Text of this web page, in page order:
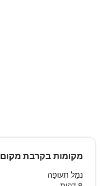
מקומות בקרבת מקום
נְמַל תְעוּפָה